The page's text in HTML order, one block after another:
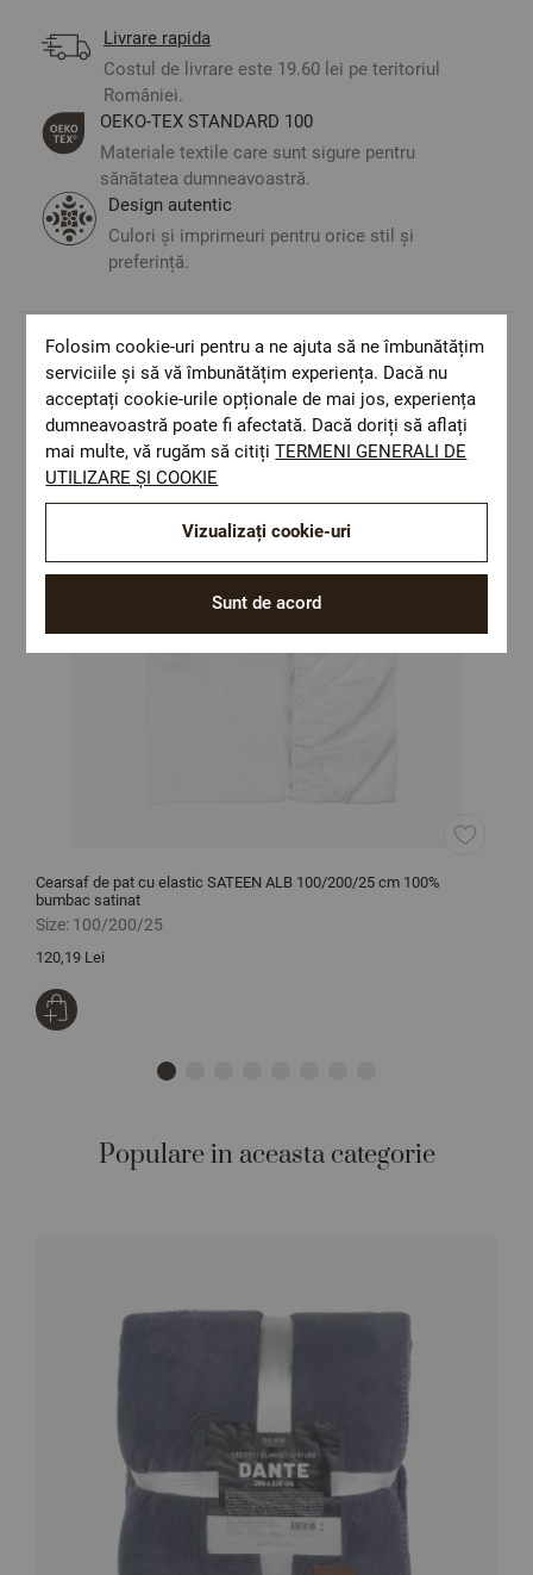
Livrare rapida
Costul de livrare este 19.60 lei pe teritoriul
României.
ОЕКО-ТЕX STANDARD 100
Materiale textile care sunt sigure pentru
sănătatea dumneavoastră.
Design autentic
Culori și imprimeuri pentru orice stil și
preferință.
Optiuni de a combina
Cearsaf de pat cu elastic SATEEN ALB 100/200/25 cm 100%
bumbac satinat
Size: 100/200/25
120,19 Lei
Populare in aceasta categorie
Folosim cookie-uri pentru a ne ajuta să ne îmbunătățim
serviciile și să vă îmbunătățim experiența. Dacă nu
acceptați cookie-urile opționale de mai jos, experiența
dumneavoastră poate fi afectată. Dacă doriți să aflați
mai multe, vă rugăm să citițiTERMENI GENERALI DE
UTILIZARE ȘI COOKIE
Sunt de acord
Vizualizați cookie-uri